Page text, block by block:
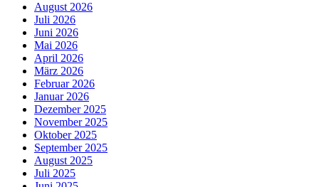
August 2026
Juli 2026
Juni 2026
Mai 2026
April 2026
März 2026
Februar 2026
Januar 2026
Dezember 2025
November 2025
Oktober 2025
September 2025
August 2025
Juli 2025